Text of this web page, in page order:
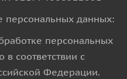
персональных данных:
персональных
в соответствии с
Федерации.